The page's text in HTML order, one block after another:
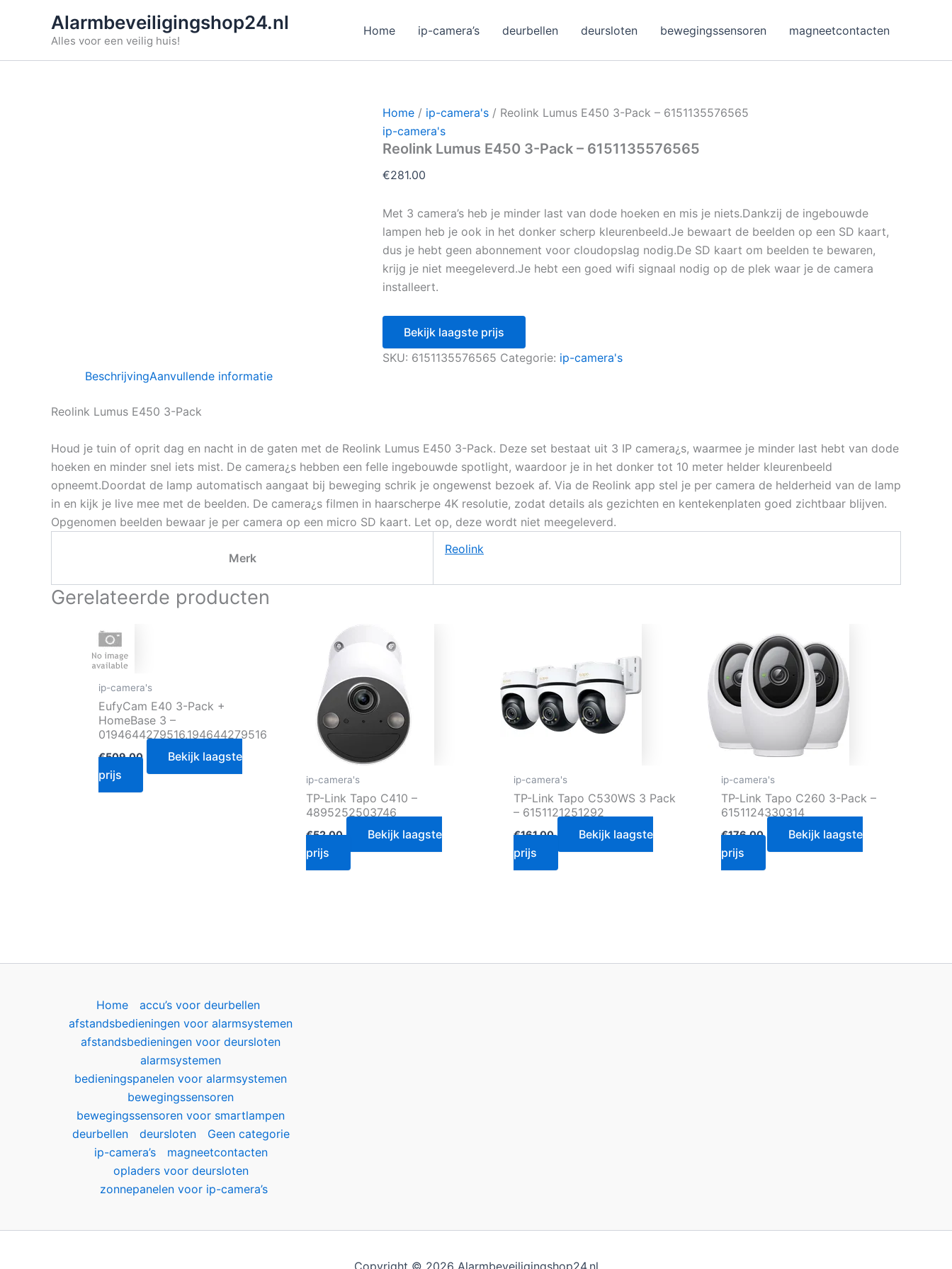
inhoud
Alarmbeveiligingshop24.nl
Alles voor een veilig huis!
Home ip-camera’s deurbellen deursloten bewegingssensoren magneetcontacten
Home / ip-camera's / Reolink Lumus E450 3-Pack – 6151135576565
ip-camera's
Reolink Lumus E450 3-Pack – 6151135576565
€281.00
Met 3 camera’s heb je minder last van dode hoeken en mis je niets.Dankzij de ingebouwde
lampen heb je ook in het donker scherp kleurenbeeld.Je bewaart de beelden op een SD kaart,
dus je hebt geen abonnement voor cloudopslag nodig.De SD kaart om beelden te bewaren,
krijg je niet meegeleverd.Je hebt een goed wifi signaal nodig op de plek waar je de camera
installeert.
Bekijk laagste prijs
SKU: 6151135576565 Categorie: ip-camera's
BeschrijvingAanvullende informatie
Reolink Lumus E450 3-Pack
Houd je tuin of oprit dag en nacht in de gaten met de Reolink Lumus E450 3-Pack. Deze set bestaat uit 3 IP camera¿s, waarmee je minder last hebt van dode
hoeken en minder snel iets mist. De camera¿s hebben een felle ingebouwde spotlight, waardoor je in het donker tot 10 meter helder kleurenbeeld
opneemt.Doordat de lamp automatisch aangaat bij beweging schrik je ongewenst bezoek af. Via de Reolink app stel je per camera de helderheid van de lamp
in en kijk je live mee met de beelden. De camera¿s filmen in haarscherpe 4K resolutie, zodat details als gezichten en kentekenplaten goed zichtbaar blijven.
Opgenomen beelden bewaar je per camera op een micro SD kaart. Let op, deze wordt niet meegeleverd.
Merk
Reolink
Gerelateerde producten
ip-camera's
EufyCam E40 3-Pack +
HomeBase 3 –
0194644279516,194644279516
€509.00
Bekijk laagste
prijs
ip-camera's
TP-Link Tapo C410 –
4895252503746
€52.00
Bekijk laagste
prijs
ip-camera's
TP-Link Tapo C530WS 3 Pack
– 6151121251292
€161.00
Bekijk laagste
prijs
ip-camera's
TP-Link Tapo C260 3-Pack –
6151124330314
€176.00
Bekijk laagste
prijs
Home
accu’s voor deurbellen
afstandsbedieningen voor alarmsystemen
afstandsbedieningen voor deursloten
alarmsystemen
bedieningspanelen voor alarmsystemen
bewegingssensoren
bewegingssensoren voor smartlampen
deurbellen
deursloten
Geen categorie
ip-camera’s
magneetcontacten
opladers voor deursloten
zonnepanelen voor ip-camera’s